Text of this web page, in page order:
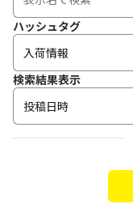
ハッシュタグ
検索結果表示
投稿日時